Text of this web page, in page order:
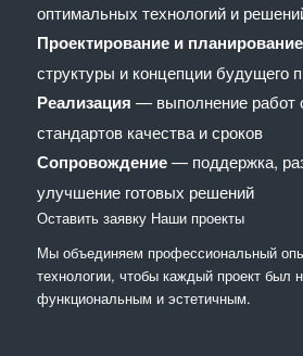
оптимальных технологий и
Проектирование и планирование
структуры и концепции будущего
Реализация — выполнение работ
стандартов качества и сроков
Сопровождение— поддержка,
улучшение готовых решений
Оставить заявку Наши проекты
Мы объединяем профессиональный
технологии, чтобы каждый проект был
функциональным и эстетичным.